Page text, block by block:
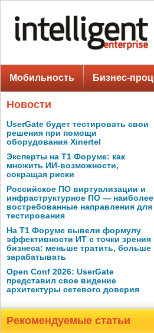
Мобильность Бизнес-
Новости
UserGate будет тестировать свои
решения при помощи
оборудования Xinertel
Эксперты на Т1 Форуме: как
множить ИИ-возможности,
сокращая риски
Российское ПО виртуализации и
инфраструктурное ПО — наиболее
востребованные направления для
тестирования
На Т1 Форуме вывели формулу
эффективности ИТ с точки зрения
бизнеса: меньше тратить, больше
зарабатывать
Open Conf 2026: UserGate
представил свое видение
архитектуры сетевого доверия
Рекомендуемые статьи